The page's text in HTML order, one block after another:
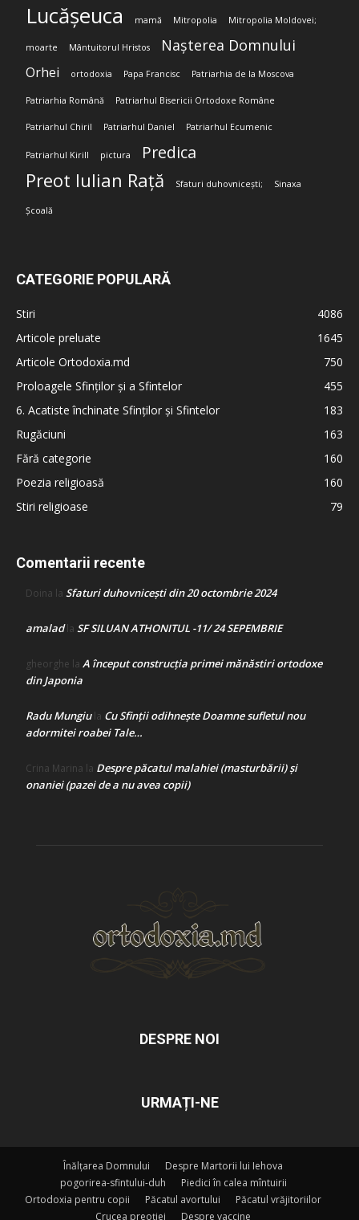
Lucășeuca mamă Mitropolia Mitropolia Moldovei;
moarte Mântuitorul Hristos Nașterea Domnului
Orhei ortodoxia Papa Francisc Patriarhia de la Moscova
Patriarhia Română Patriarhul Bisericii Ortodoxe Române
Patriarhul Chiril Patriarhul Daniel Patriarhul Ecumenic
Patriarhul Kirill pictura Predica
Preot Iulian Rață Sfaturi duhovnicești; Sinaxa
Școală
CATEGORIE POPULARĂ
Stiri
4086
Articole preluate
1645
Articole Ortodoxia.md
750
Proloagele Sfinților și a Sfintelor
455
6. Acatiste închinate Sfinților și Sfintelor
183
Rugăciuni
163
Fără categorie
160
Poezia religioasă
160
Stiri religioase
79
Comentarii recente
Doina la Sfaturi duhovnicești din 20 octombrie 2024
amaladla SF SILUAN ATHONITUL -11/ 24 SEPEMBRIE
gheorghe la A început construcţia primei mănăstiri ortodoxe
din Japonia
Radu Mungiula Cu Sfinții odihnește Doamne sufletul nou
adormitei roabei Tale…
Crina Marina la Despre păcatul malahiei (masturbării) şi
onaniei (pazei de a nu avea copii)
DESPRE NOI
URMAȚI-NE
Înălțarea Domnului
Despre Martorii lui Iehova
pogorirea-sfintului-duh
Piedici în calea mîntuirii
Ortodoxia pentru copii
Păcatul avortului
Păcatul vrăjitoriilor
Crucea preoției
Despre vaccine